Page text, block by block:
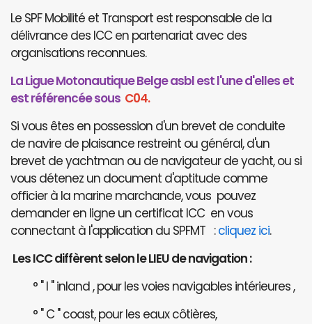
Le SPF Mobilité et Transport est responsable de la
délivrance des ICC en partenariat avec des
organisations reconnues.
La Ligue Motonautique Belge asbl est l'une d'elles et
est référencée sous C04.
Si vous êtes en possession d'un brevet de conduite
de navire de plaisance restreint ou général, d'un
brevet de yachtman ou de navigateur de yacht, ou si
vous détenez un document d'aptitude comme
officier à la marine marchande, vous pouvez
demander en ligne un certificat ICC en vous
connectant à l'application du SPFMT :cliquez ici.
Les ICC diffèrent selon le LIEU de navigation :
° " I " inland , pour les voies navigables intérieures ,
° " C " coast, pour les eaux côtières,